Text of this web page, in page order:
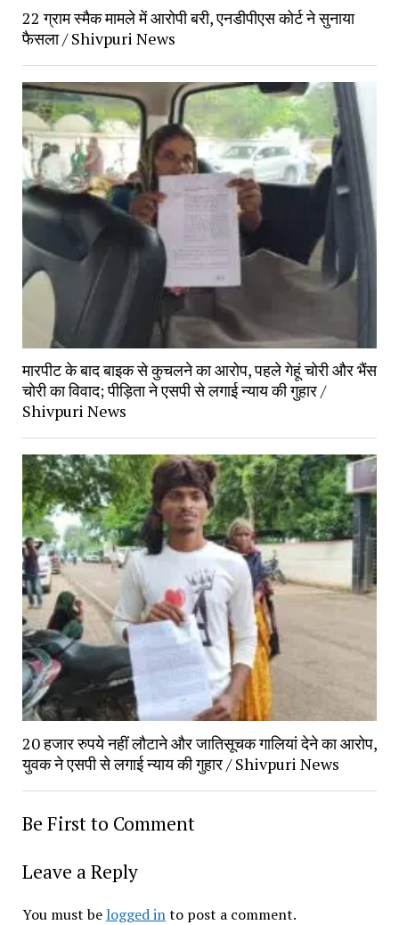
22 ग्राम स्मैक मामले में आरोपी बरी, एनडीपीएस कोर्ट ने सुनाया
फैसला / Shivpuri News
मारपीट के बाद बाइक से कुचलने का आरोप, पहले गेहूं चोरी और भैंस
चोरी का विवाद; पीड़िता ने एसपी से लगाई न्याय की गुहार /
Shivpuri News
20 हजार रुपये नहीं लौटाने और जातिसूचक गालियां देने का आरोप,
युवक ने एसपी से लगाई न्याय की गुहार / Shivpuri News
Be First to Comment
Leave a Reply
You must be logged into post a comment.